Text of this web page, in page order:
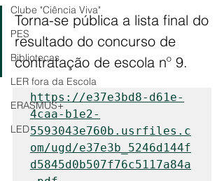
Clube "Ciência Viva"
PES
Bibliotecas
LER fora da Escola
ERASMUS+
LED
Torna-se pública a lista final do
resultado do concurso de
contratação de escola nº 9.
https://e37e3bd8-d61e-
4caa-b1e2-
5593043e760b.usrfiles.c
om/ugd/e37e3b_5246d144f
d5845d0b507f76c5117a84a